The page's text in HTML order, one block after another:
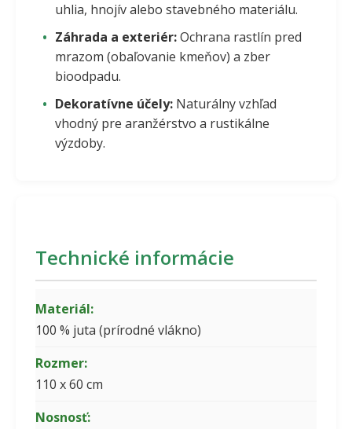
uhlia, hnojív alebo stavebného materiálu.
Záhrada a exteriér:Ochrana rastlín pred
mrazom (obaľovanie kmeňov) a zber
bioodpadu.
Dekoratívne účely: Naturálny vzhľad
vhodný pre aranžérstvo a rustikálne
výzdoby.
Technické informácie
Materiál:
100 % juta (prírodné vlákno)
Rozmer:
110 x 60 cm
Nosnosť: